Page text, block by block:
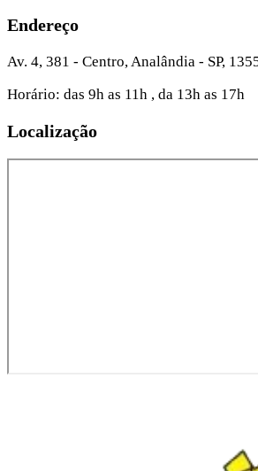
Endereço
Av. 4, 381 - Centro, Analândia - SP,
Horário: das 9h as 11h , da 13h as 17h
Localização